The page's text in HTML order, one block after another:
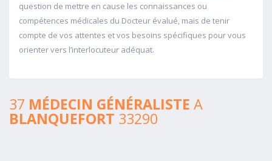
question de mettre en cause les connaissances ou
compétences médicales du Docteur évalué, mais de tenir
compte de vos attentes et vos besoins spécifiques pour vous
orienter vers l’interlocuteur adéquat.
37 MÉDECIN GÉNÉRALISTE A
BLANQUEFORT 33290